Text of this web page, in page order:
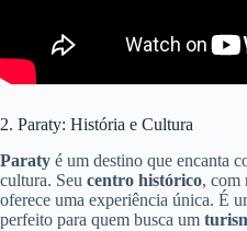
2. Paraty: História e Cultura
Paraty é um destino que encanta
cultura. Seu centro histórico, com
oferece uma experiência única. É
perfeito para quem busca um